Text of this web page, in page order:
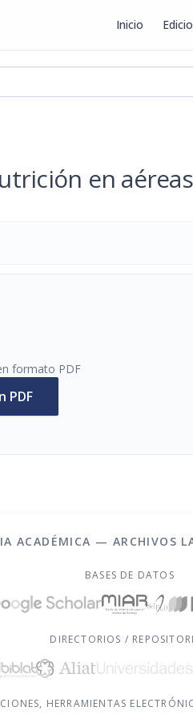
Inicio
en aéreas
formato PDF
PDF
ACADÉMICA — ARCHIVOS
BASES DE DATOS
DIRECTORIOS /
HERRAMIENTAS